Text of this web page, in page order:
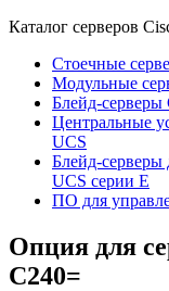
Каталог серверов
Стоечные
Модульные
Блейд-серверы
Центральные
UCS
Блейд-серверы
UCS серии E
ПО для
Опция для
C240=